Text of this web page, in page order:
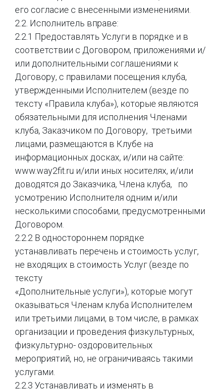
его согласие с внесенными изменениями.
2.2. Исполнитель вправе:
2.2.1 Предоставлять Услуги в порядке и в
соответствии с Договором, приложениями и/
или дополнительными соглашениями к
Договору, с правилами посещения клуба,
утвержденными Исполнителем (везде по
тексту «Правила клуба»), которые являются
обязательными для исполнения Членами
клуба, Заказчиком по Договору, третьими
лицами, размещаются в Клубе на
информационных досках, и/или на сайте:
www.way2fit.ru и/или иных носителях, и/или
доводятся до Заказчика, Члена клуба, по
усмотрению Исполнителя одним и/или
несколькими способами, предусмотренными
Договором.
2.2.2 В одностороннем порядке
устанавливать перечень и стоимость услуг,
не входящих в стоимость Услуг (везде по
тексту
«Дополнительные услуги»), которые могут
оказываться Членам клуба Исполнителем
или третьими лицами, в том числе, в рамках
организации и проведения физкультурных,
физкультурно- оздоровительных
мероприятий, но, не ограничиваясь такими
услугами.
2.2.3 Устанавливать и изменять в